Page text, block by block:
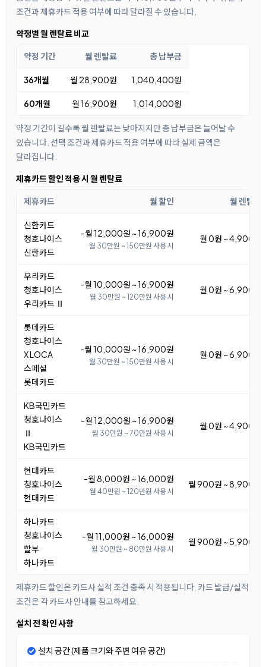
조건과 제휴카드 적용 여부에 따라 달라질 수 있습니다.
약정별 월 렌탈료 비교
약정 기간 월 렌탈료 총 납부금
36개월 월 28,900원 1,040,400원
60개월 월 16,900원 1,014,000원
약정 기간이 길수록 월 렌탈료는 낮아지지만 총 납부금은 늘어날 수
있습니다. 선택 조건과 제휴카드 적용 여부에 따라 실제 금액은
달라집니다.
제휴카드 할인 적용 시 월 렌탈료
제휴카드 월 할인 월 렌탈료
신한카드
청호나이스
신한카드
-월 12,000원 ~ 16,900원
월 30만원 ~ 150만원 사용 시
월 0원 ~ 4,900원
우리카드
청호나이스
우리카드 Ⅱ
-월 10,000원 ~ 16,900원
월 30만원 ~ 120만원 사용 시
월 0원 ~ 6,900원
롯데카드
청호나이스
X LOCA
스페셜
롯데카드
-월 10,000원 ~ 16,900원
월 30만원 ~ 150만원 사용 시
월 0원 ~ 6,900원
KB국민카드
청호나이스
Ⅱ
KB국민카드
-월 12,000원 ~ 16,900원
월 30만원 ~ 70만원 사용 시
월 0원 ~ 4,900원
현대카드
청호나이스
현대카드
-월 8,000원 ~ 16,000원
월 40만원 ~ 120만원 사용 시
월 900원 ~ 8,900원
하나카드
청호나이스
할부
하나카드
-월 11,000원 ~ 16,000원
월 30만원 ~ 80만원 사용 시
월 900원 ~ 5,900원
제휴카드 할인은 카드사 실적 조건 충족 시 적용됩니다. 카드 발급/실적
조건은 각 카드사 안내를 참고하세요.
설치 전 확인 사항
설치 공간 (제품 크기와 주변 여유 공간)